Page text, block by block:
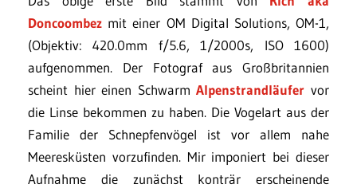
Doncoombez mit einer OM Digital Solutions, OM-1,
(Objektiv: 420.0mm f/5.6, 1/2000s, ISO 1600)
aufgenommen. Der Fotograf aus Großbritannien
scheint hier einen SchwarmAlpenstrandläufer vor
die Linse bekommen zu haben. Die Vogelart aus der
Familie der Schnepfenvögel ist vor allem nahe
Meeresküsten vorzufinden. Mir imponiert bei dieser
Aufnahme die zunächst konträr erscheinende